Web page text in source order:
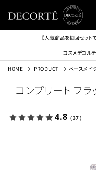
【人気商品を毎回セット
コスメデコル
HOME PRODUCT ベースメイ
コンプリート フラ
4.8 （37）